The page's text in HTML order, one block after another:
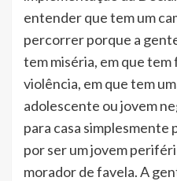
entender que tem um
percorrer porque a
tem miséria, em que tem
violência, em que tem
adolescente ou jovem
para casa simplesmente
por ser um jovem
morador de favela. A